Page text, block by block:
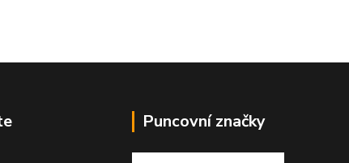
Puncovní značky